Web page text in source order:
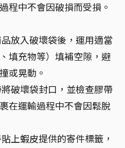
程中不會因破損而受損。
放入破壞袋後，運用適當
填充物等）填補空隙，避
或晃動。
破壞袋封口，並檢查膠帶
在運輸過程中不會因鬆脫
上蝦皮提供的寄件標籤，